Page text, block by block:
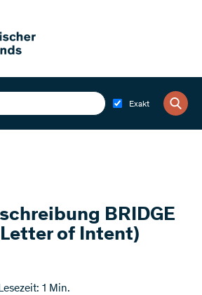
Exakt
BRIDGE
of Intent)
Lesezeit: 1 Min.